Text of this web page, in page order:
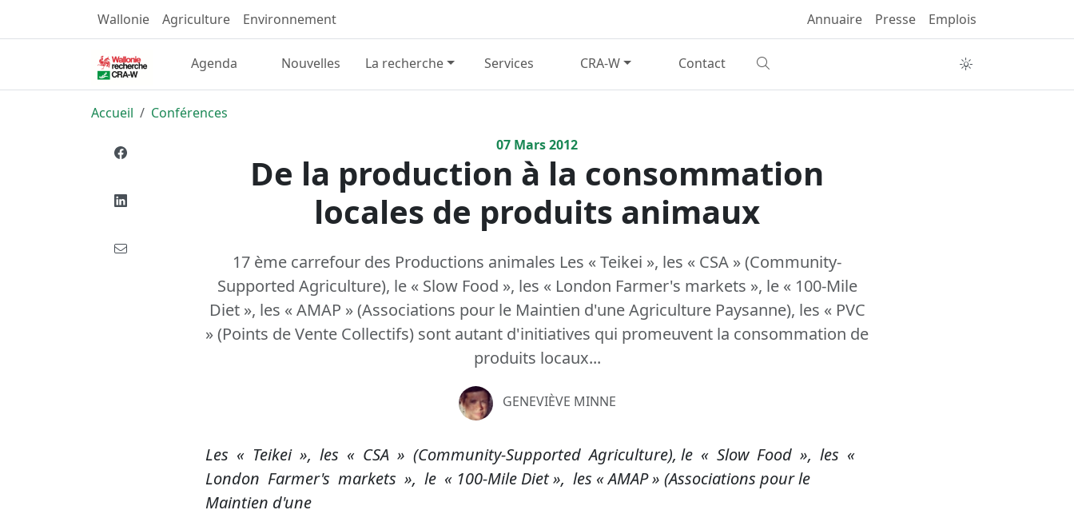
Wallonie Agriculture Environnement Annuaire Presse Emplois
Agenda Nouvelles La recherche Services CRA-W Contact
Accueil
Conférences
07 Mars2012
De la production à la consommation
locales de produits animaux
17 ème carrefour des Productions animales Les « Teikei », les « CSA » (Community-
Supported Agriculture), le « Slow Food », les « London Farmer's markets », le « 100-Mile
Diet », les « AMAP » (Associations pour le Maintien d'une Agriculture Paysanne), les « PVC
» (Points de Vente Collectifs) sont autant d'initiatives qui promeuvent la consommation de
produits locaux...
GENEVIÈVE MINNE
Les « Teikei », les « CSA » (Community-Supported Agriculture), le « Slow Food », les «
London Farmer's markets », le « 100-Mile Diet », les « AMAP » (Associations pour le
Maintien d'une